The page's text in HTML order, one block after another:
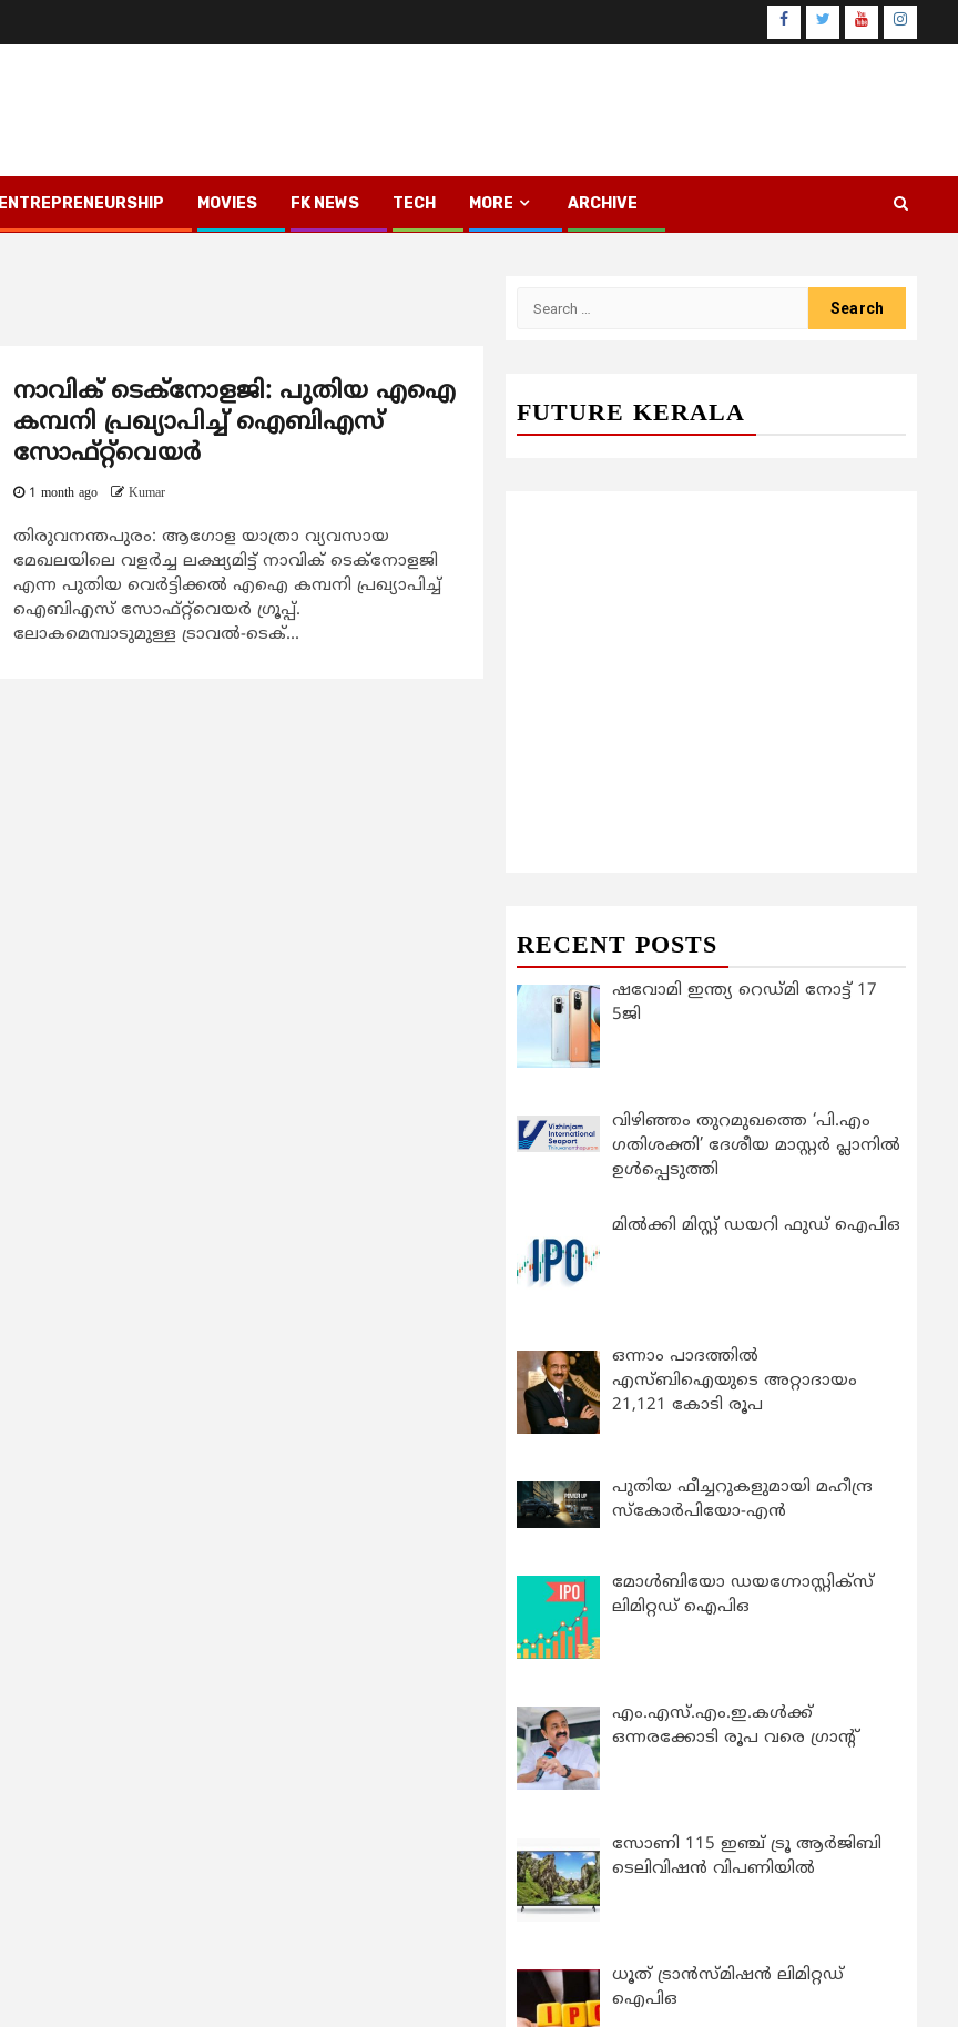
Facebook
TwitterYoutube
ENTREPRENEURSHIP MOVIES FK NEWS TECH MORE ARCHIVE
നാവിക് ടെക്നോളജി: പുതിയ എഐ
കമ്പനി പ്രഖ്യാപിച്ച് ഐബിഎസ്
സോഫ്റ്റ്‌വെയര്‍
1 month ago Kumar
തിരുവനന്തപുരം: ആഗോള യാത്രാ വ്യവസായ
മേഖലയിലെ വളര്‍ച്ച ലക്ഷ്യമിട്ട് നാവിക് ടെക്നോളജി
എന്ന പുതിയ വെര്‍ട്ടിക്കല്‍ എഐ കമ്പനി പ്രഖ്യാപിച്ച്
ഐബിഎസ് സോഫ്റ്റ്‌വെയര്‍ ഗ്രൂപ്പ്.
ലോകമെമ്പാടുമുള്ള ട്രാവല്‍-ടെക്...
FUTURE KERALA
RECENT POSTS
ഷവോമി ഇന്ത്യ റെഡ്മി നോട്ട് 17
5ജി
വിഴിഞ്ഞം തുറമുഖത്തെ ‘പി.എം
ഗതിശക്തി’ ദേശീയ മാസ്റ്റർ പ്ലാനിൽ
ഉൾപ്പെടുത്തി
മിൽക്കി മിസ്റ്റ് ഡയറി ഫുഡ് ഐപിഒ
ഒന്നാം പാദത്തിൽ
എസ്ബിഐയുടെ അറ്റാദായം
21,121 കോടി രൂപ
പുതിയ ഫീച്ചറുകളുമായി മഹീന്ദ്ര
സ്കോർപിയോ-എൻ
മോൾബിയോ ഡയഗ്നോസ്റ്റിക്സ്
ലിമിറ്റഡ് ഐപിഒ
എം.എസ്.എം.ഇ.കൾക്ക്
ഒന്നരക്കോടി രൂപ വരെ ഗ്രാന്റ്
സോണി 115 ഇഞ്ച് ട്രൂ ആർജിബി
ടെലിവിഷൻ വിപണിയിൽ
ധൂത് ട്രാൻസ്മിഷൻ ലിമിറ്റഡ്
ഐപിഒ